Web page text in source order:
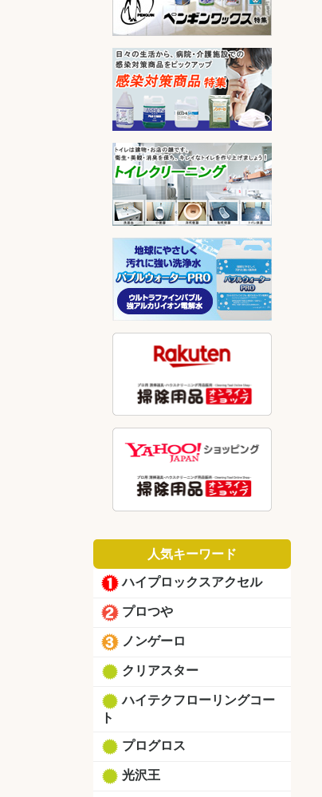
人気キーワード
ハイプロックスアクセル
プロつや
ノンゲーロ
クリアスター
ハイテクフローリングコー
ト
プログロス
光沢王